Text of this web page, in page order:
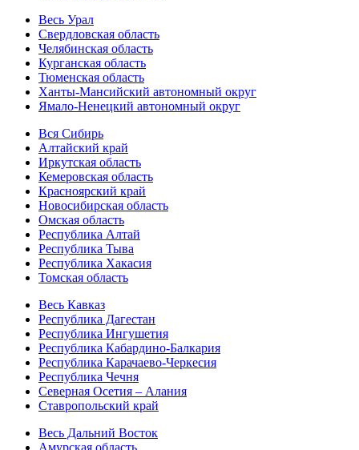
Весь Урал
Свердловская область
Челябинская область
Курганская область
Тюменская область
Ханты-Мансийский автономный округ
Ямало-Ненецкий автономный округ
Вся Сибирь
Алтайский край
Иркутская область
Кемеровская область
Красноярский край
Новосибирская область
Омская область
Республика Алтай
Республика Тыва
Республика Хакасия
Томская область
Весь Кавказ
Республика Дагестан
Республика Ингушетия
Республика Кабардино-Балкария
Республика Карачаево-Черкесия
Республика Чечня
Северная Осетия – Алания
Ставропольский край
Весь Дальний Восток
Амурская область